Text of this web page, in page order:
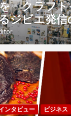
クラフト
ジビエ発
ンタビュー ビジネス